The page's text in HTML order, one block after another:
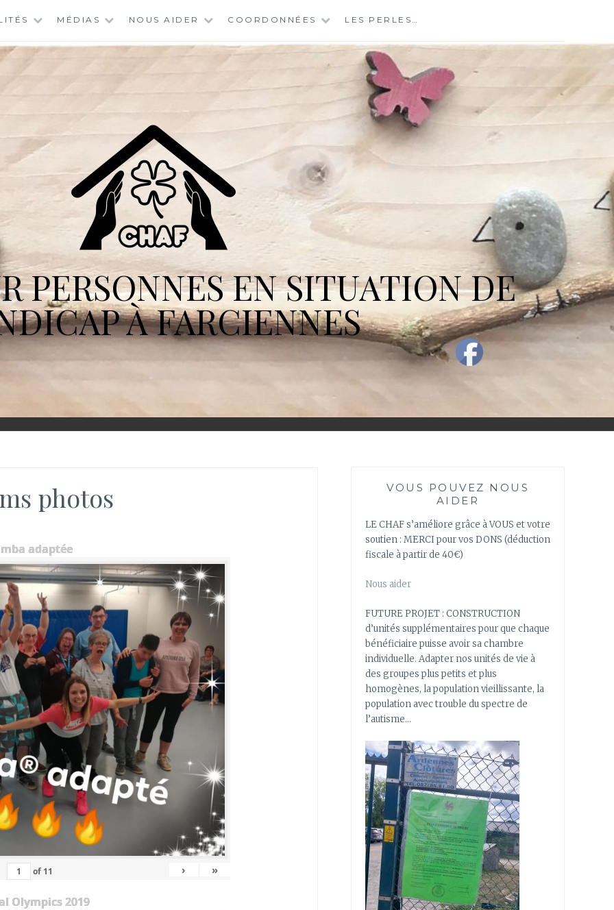
MÉDIAS NOUS AIDER COORDONNÉES LES PERLES…
PERSONNES EN SITUATION DE
À FARCIENNES
photos
adaptée
of 11 › »
Olympics 2019
VOUS POUVEZ NOUS
AIDER
LE CHAF s’améliore grâce à VOUS et votre
soutien : MERCI pour vos DONS (déduction
fiscale à partir de 40€)
Nous aider
FUTURE PROJET : CONSTRUCTION
d’unités supplémentaires pour que chaque
bénéficiaire puisse avoir sa chambre
individuelle. Adapter nos unités de vie à
des groupes plus petits et plus
homogènes, la population vieillissante, la
population avec trouble du spectre de
l’autisme…